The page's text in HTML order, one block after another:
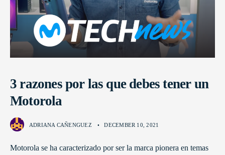
3 razones por las que debes tener un
Motorola
ADRIANA CAÑENGUEZ • DECEMBER 10, 2021
Motorola se ha caracterizado por ser la marca pionera en temas